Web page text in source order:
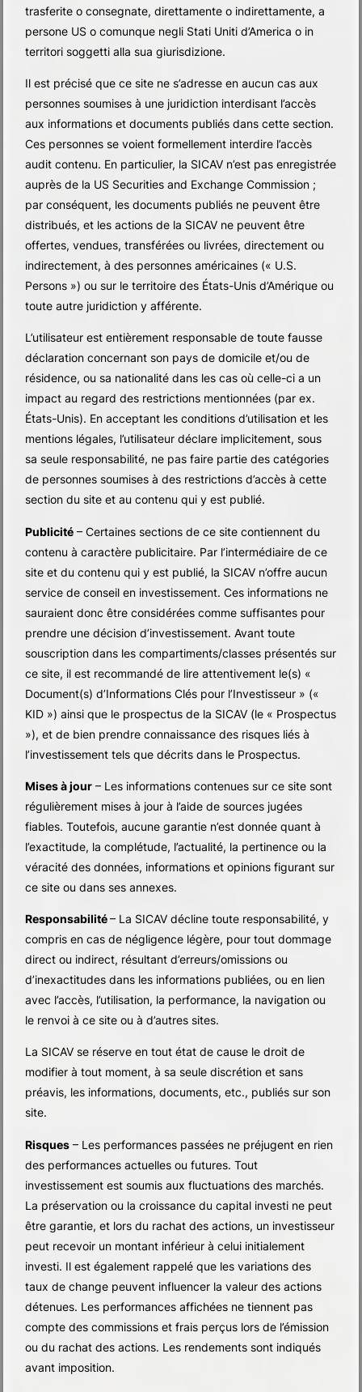
trasferite o consegnate, direttamente o indirettamente, a
persone US o comunque negli Stati Uniti d’America o in
territori soggetti alla sua giurisdizione.
Il est précisé que ce site ne s’adresse en aucun cas aux
personnes soumises à une juridiction interdisant l’accès
aux informations et documents publiés dans cette section.
Ces personnes se voient formellement interdire l’accès
audit contenu. En particulier, la SICAV n’est pas enregistrée
auprès de la US Securities and Exchange Commission ;
par conséquent, les documents publiés ne peuvent être
distribués, et les actions de la SICAV ne peuvent être
offertes, vendues, transférées ou livrées, directement ou
indirectement, à des personnes américaines (« U.S.
Persons ») ou sur le territoire des États-Unis d’Amérique ou
toute autre juridiction y afférente.
L’utilisateur est entièrement responsable de toute fausse
déclaration concernant son pays de domicile et/ou de
résidence, ou sa nationalité dans les cas où celle-ci a un
impact au regard des restrictions mentionnées (par ex.
États-Unis). En acceptant les conditions d’utilisation et les
mentions légales, l’utilisateur déclare implicitement, sous
sa seule responsabilité, ne pas faire partie des catégories
de personnes soumises à des restrictions d’accès à cette
section du site et au contenu qui y est publié.
Publicité – Certaines sections de ce site contiennent du
contenu à caractère publicitaire. Par l’intermédiaire de ce
site et du contenu qui y est publié, la SICAV n’offre aucun
service de conseil en investissement. Ces informations ne
sauraient donc être considérées comme suffisantes pour
prendre une décision d’investissement. Avant toute
souscription dans les compartiments/classes présentés sur
ce site, il est recommandé de lire attentivement le(s) «
Document(s) d’Informations Clés pour l’Investisseur » («
KID ») ainsi que le prospectus de la SICAV (le « Prospectus
»), et de bien prendre connaissance des risques liés à
l’investissement tels que décrits dans le Prospectus.
Mises à jour – Les informations contenues sur ce site sont
régulièrement mises à jour à l’aide de sources jugées
fiables. Toutefois, aucune garantie n’est donnée quant à
l’exactitude, la complétude, l’actualité, la pertinence ou la
véracité des données, informations et opinions figurant sur
ce site ou dans ses annexes.
Responsabilité– La SICAV décline toute responsabilité, y
compris en cas de négligence légère, pour tout dommage
direct ou indirect, résultant d’erreurs/omissions ou
d’inexactitudes dans les informations publiées, ou en lien
avec l’accès, l’utilisation, la performance, la navigation ou
le renvoi à ce site ou à d’autres sites.
La SICAV se réserve en tout état de cause le droit de
modifier à tout moment, à sa seule discrétion et sans
préavis, les informations, documents, etc., publiés sur son
site.
Risques – Les performances passées ne préjugent en rien
des performances actuelles ou futures. Tout
investissement est soumis aux fluctuations des marchés.
La préservation ou la croissance du capital investi ne peut
être garantie, et lors du rachat des actions, un investisseur
peut recevoir un montant inférieur à celui initialement
investi. Il est également rappelé que les variations des
taux de change peuvent influencer la valeur des actions
détenues. Les performances affichées ne tiennent pas
compte des commissions et frais perçus lors de l’émission
ou du rachat des actions. Les rendements sont indiqués
avant imposition.
PROFESSIONALISM. BALANCE. RESULTS.
Base
Investments SICAV